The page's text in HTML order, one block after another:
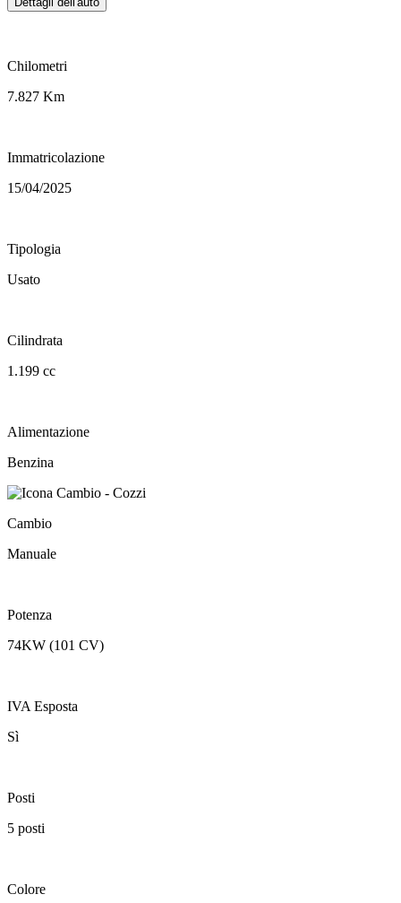
Chilometri
7.827 Km
Immatricolazione
15/04/2025
Tipologia
Usato
Cilindrata
1.199 cc
Alimentazione
Benzina
Cambio
Manuale
Potenza
74KW (101 CV)
IVA Esposta
Sì
Posti
5 posti
Colore